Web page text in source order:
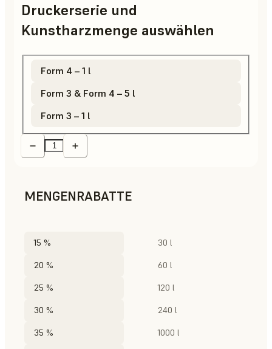
Druckerserie und
Kunstharzmenge auswählen
Form 4 – 1 l
Form 3 & Form 4 – 5 l
Form 3 – 1 l
MENGENRABATTE
15 % 30 l
20 % 60 l
25 % 120 l
30 % 240 l
35 % 1000 l